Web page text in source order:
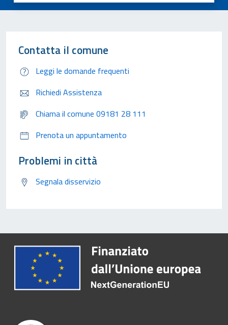
Contatta il comune
Leggi le domande frequenti
Richiedi Assistenza
Chiama il comune 09181 28 111
Prenota un appuntamento
Problemi in città
Segnala disservizio